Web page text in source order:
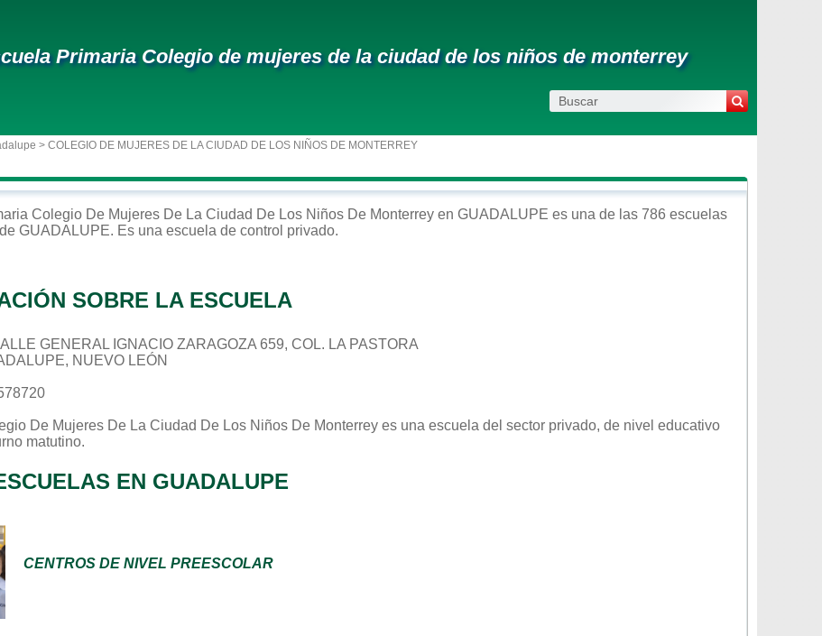
Primaria Colegio de mujeres de la ciudad de los niños de monterrey
> COLEGIO DE MUJERES DE LA CIUDAD DE LOS NIÑOS DE MONTERREY
Colegio De Mujeres De La Ciudad De Los Niños De Monterrey en GUADALUPE es una de las 786 escuelas
GUADALUPE. Es una escuela de control privado.
SOBRE LA ESCUELA
GENERAL IGNACIO ZARAGOZA 659, COL. LA PASTORA
NUEVO LEÓN
De Mujeres De La Ciudad De Los Niños De Monterrey es una escuela del sector privado, de nivel educativo
matutino.
EN GUADALUPE
CENTROS DE NIVEL PREESCOLAR